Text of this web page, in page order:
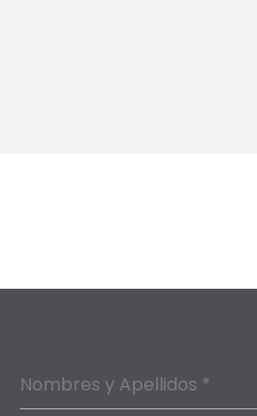
Nombres y Apellidos *